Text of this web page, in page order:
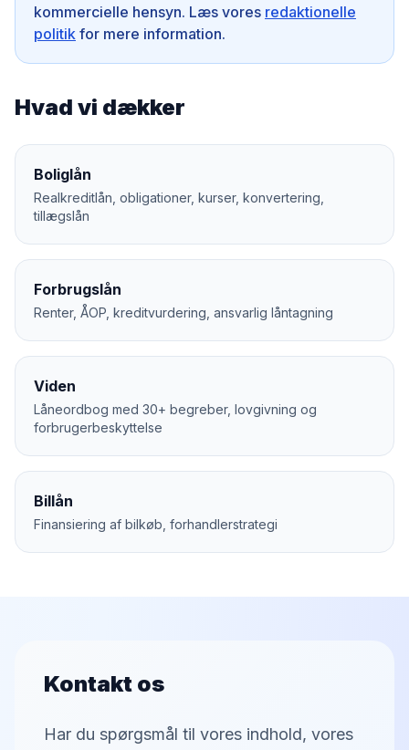
kommercielle hensyn. Læs vores redaktionelle
politik for mere information.
Hvad vi dækker
Boliglån
Realkreditlån, obligationer, kurser, konvertering,
tillægslån
Forbrugslån
Renter, ÅOP, kreditvurdering, ansvarlig låntagning
Viden
Låneordbog med 30+ begreber, lovgivning og
forbrugerbeskyttelse
Billån
Finansiering af bilkøb, forhandlerstrategi
Kontakt os
Har du spørgsmål til vores indhold, vores